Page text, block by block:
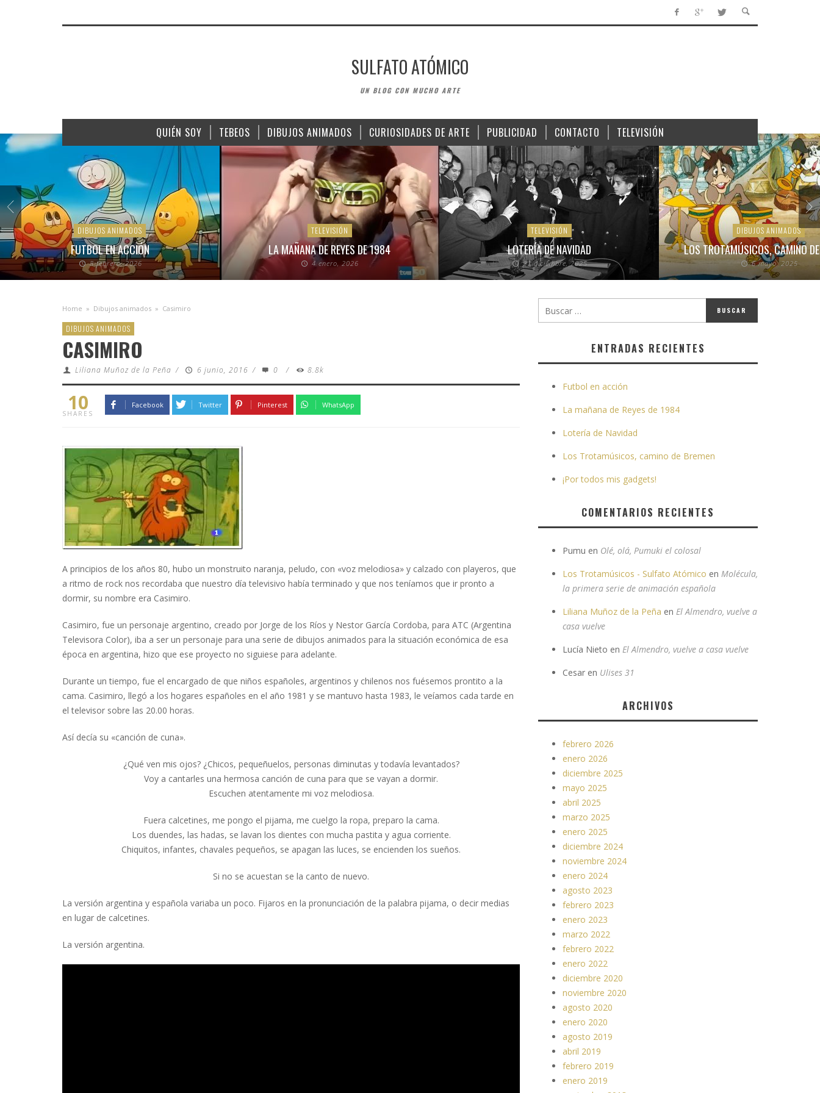
SULFATO ATÓMICO
UN BLOG CON MUCHO ARTE
QUIÉN SOY TEBEOS DIBUJOS ANIMADOS CURIOSIDADES DE ARTE PUBLICIDAD CONTACTO TELEVISIÓN
DIBUJOS ANIMADOS
FUTBOL EN ACCIÓN
8 febrero, 2026
TELEVISIÓN
LA MAÑANA DE REYES DE 1984
4 enero, 2026
TELEVISIÓN
LOTERÍA DE NAVIDAD
21 diciembre, 2025
DIBUJOS ANIMADOS
LOS TROTAMÚSICOS, CAMINO
6 mayo, 2025
Home » Dibujos animados » Casimiro
DIBUJOS ANIMADOS
CASIMIRO
Liliana Muñoz de la Peña / 6 junio, 2016 / 0 / 8.8k
10
SHARES
Facebook Twitter Pinterest WhatsApp
A principios de los años 80, hubo un monstruito naranja, peludo, con «voz melodiosa» y calzado con playeros, que
a ritmo de rock nos recordaba que nuestro día televisivo había terminado y que nos teníamos que ir pronto a
dormir, su nombre era Casimiro.
Casimiro, fue un personaje argentino, creado por Jorge de los Ríos y Nestor García Cordoba, para ATC (Argentina
Televisora Color), iba a ser un personaje para una serie de dibujos animados para la situación económica de esa
época en argentina, hizo que ese proyecto no siguiese para adelante.
Durante un tiempo, fue el encargado de que niños españoles, argentinos y chilenos nos fuésemos prontito a la
cama. Casimiro, llegó a los hogares españoles en el año 1981 y se mantuvo hasta 1983, le veíamos cada tarde en
el televisor sobre las 20.00 horas.
Así decía su «canción de cuna».
¿Qué ven mis ojos? ¿Chicos, pequeñuelos, personas diminutas y todavía levantados?
Voy a cantarles una hermosa canción de cuna para que se vayan a dormir.
Escuchen atentamente mi voz melodiosa.
Fuera calcetines, me pongo el pijama, me cuelgo la ropa, preparo la cama.
Los duendes, las hadas, se lavan los dientes con mucha pastita y agua corriente.
Chiquitos, infantes, chavales pequeños, se apagan las luces, se encienden los sueños.
Si no se acuestan se la canto de nuevo.
La versión argentina y española variaba un poco. Fijaros en la pronunciación de la palabra pijama, o decir medias
en lugar de calcetines.
La versión argentina.
ENTRADAS RECIENTES
Futbol en acción
La mañana de Reyes de 1984
Lotería de Navidad
Los Trotamúsicos, camino de Bremen
¡Por todos mis gadgets!
COMENTARIOS RECIENTES
Pumu en Olé, olá, Pumuki el colosal
Los Trotamúsicos - Sulfato Atómico en Molécula,
la primera serie de animación española
Liliana Muñoz de la Peña en El Almendro, vuelve a
casa vuelve
Lucía Nieto en El Almendro, vuelve a casa vuelve
Cesar en Ulises 31
ARCHIVOS
febrero 2026
enero 2026
diciembre 2025
mayo 2025
abril 2025
marzo 2025
enero 2025
diciembre 2024
noviembre 2024
enero 2024
agosto 2023
febrero 2023
enero 2023
marzo 2022
febrero 2022
enero 2022
diciembre 2020
noviembre 2020
agosto 2020
enero 2020
agosto 2019
abril 2019
febrero 2019
enero 2019